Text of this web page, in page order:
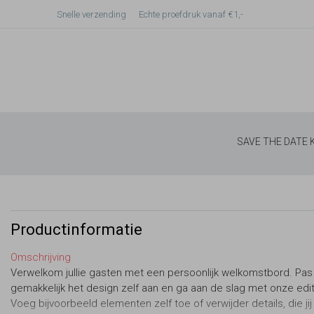
Snelle verzending Echte proefdruk vanaf €1,-
SAVE THE DATE
Productinformatie
Omschrijving
Verwelkom jullie gasten met een persoonlijk welkomstbord. Pas
gemakkelijk het design zelf aan en ga aan de slag met onze
Voeg bijvoorbeeld elementen zelf toe of verwijder details, die